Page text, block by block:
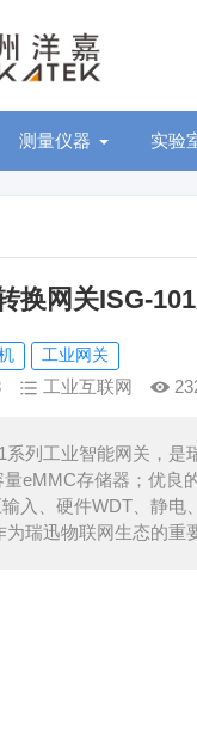
测量仪器 实验
换网关ISG-101
工业网关
工业互联网
系列工业智能网关，是
量eMMC存储器；优良
入、硬件WDT、静电
为瑞迅物联网生态的重